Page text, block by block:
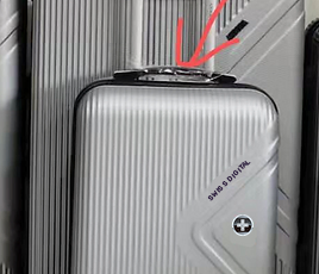
SWISS DIGITAL